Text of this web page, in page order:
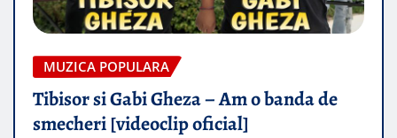
MUZICA POPULARA
Tibisor si Gabi Gheza – Am o banda de
smecheri [videoclip oficial]